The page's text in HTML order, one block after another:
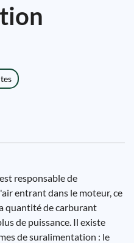
responsable de
entrant dans le moteur, ce
quantité de carburant
de puissance. Il existe
de suralimentation : le